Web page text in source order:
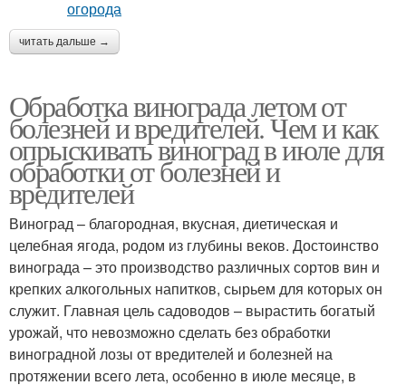
читать дальше →
Обработка винограда летом от
болезней и вредителей. Чем и как
опрыскивать виноград в июле для
обработки от болезней и
вредителей
Виноград – благородная, вкусная, диетическая и
целебная ягода, родом из глубины веков. Достоинство
винограда – это производство различных сортов вин и
крепких алкогольных напитков, сырьем для которых он
служит. Главная цель садоводов – вырастить богатый
урожай, что невозможно сделать без обработки
виноградной лозы от вредителей и болезней на
протяжении всего лета, особенно в июле месяце, в